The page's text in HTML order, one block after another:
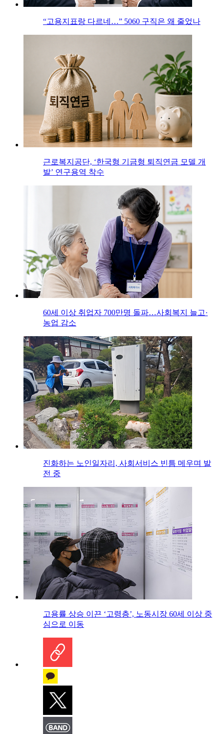
“고용지표랑 다르네…” 5060 구직은 왜 줄었나
근로복지공단, ‘한국형 기금형 퇴직연금 모델 개
발’ 연구용역 착수
60세 이상 취업자 700만명 돌파…사회복지 늘고·
농업 감소
진화하는 노인일자리, 사회서비스 빈틈 메우며 발
전 중
고용률 상승 이끈 ‘고령층’, 노동시장 60세 이상 중
심으로 이동